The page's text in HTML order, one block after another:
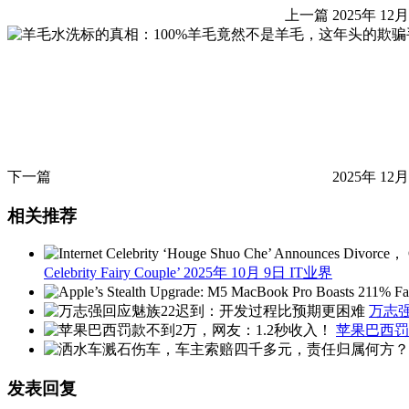
上一篇 2025年 12
下一篇 2025年 12
相关推荐
Celebrity Fairy Couple’ 2025年 10月 9日 IT业界
万志
苹果巴西
发表回复